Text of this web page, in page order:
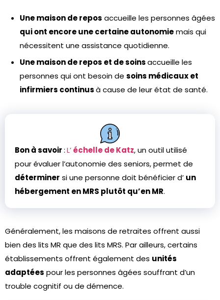
Une maison de repos accueille les personnes âgées
qui ont encore une certaine autonomiemais qui
nécessitent une assistance quotidienne.
Une maison de repos et de soinsaccueille les
personnes qui ont besoin de soins médicaux et
infirmiers continusà cause de leur état de santé.
Bon à savoir:L’échelle de Katz, un outil utilisé
pour évaluer l’autonomie des seniors, permet de
déterminer si une personne doit bénéficier d’ un
hébergement en MRS plutôt qu’en MR.
Généralement, les maisons de retraites offrent aussi
bien des lits MR que des lits MRS. Par ailleurs, certains
établissements offrent également des unités
adaptées pour les personnes âgées souffrant d’un
trouble cognitif ou de démence.